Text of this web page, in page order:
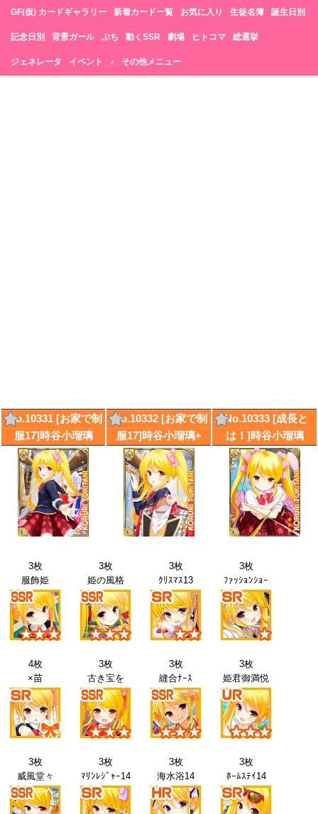
GF(仮) カードギャラリー 新着カード一覧 お気に入り 生徒名簿 誕生日別
記念日別 背景ガール ぷち 動くSSR 劇場 ヒトコマ 総選挙
ジェネレータ イベント ♪ その他メニュー
No.10331 [お家で制
服17]時谷小瑠璃
No.10332 [お家で制
服17]時谷小瑠璃+
No.10333 [成長と
は！]時谷小瑠璃
3枚
服飾姫
3枚
姫の風格
3枚
ｸﾘｽﾏｽ13
3枚
ﾌｧｯｼｮﾝｼｮｰ
4枚
×苗
3枚
古き宝を
3枚
縫合ﾅｰｽ
3枚
姫君御満悦
3枚
威風堂々
3枚
ﾏﾘﾝﾚｼﾞｬｰ14
3枚
海水浴14
3枚
ﾎｰﾑｽﾃｲ14